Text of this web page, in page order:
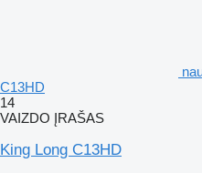
C13HD
14
VAIZDO ĮRAŠAS
King Long C13HD